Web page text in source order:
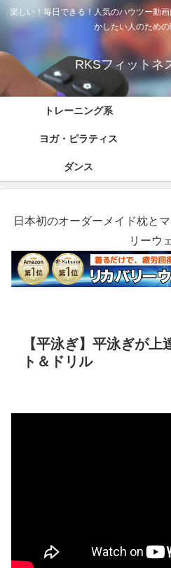
楽しい！毎日できる！人気のハウツー動
かしたい人のため
RKSフィットネ
トレーニング系
ヨガ・ピラティス
ダンス
日本初のオーダーメイド枕と
リーウ
【平泳ぎ】平泳ぎが
ト＆ドリル